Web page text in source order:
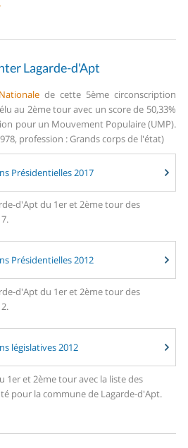
Lagarde-d'Apt
de cette 5ème circonscription
au 2ème tour avec un score de 50,33%
pour un Mouvement Populaire (UMP).
profession : Grands corps de l'état)
Présidentielles 2017
d'Apt du 1er et 2ème tour des
Présidentielles 2012
d'Apt du 1er et 2ème tour des
législatives 2012
1er et 2ème tour avec la liste des
pour la commune de Lagarde-d'Apt.